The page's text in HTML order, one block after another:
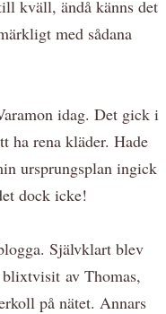
kväll, ändå känns det
med sådana
idag. Det gick i
ha rena kläder. Hade
ursprungsplan ingick
dock icke!
Självklart blev
av Thomas,
på nätet. Annars